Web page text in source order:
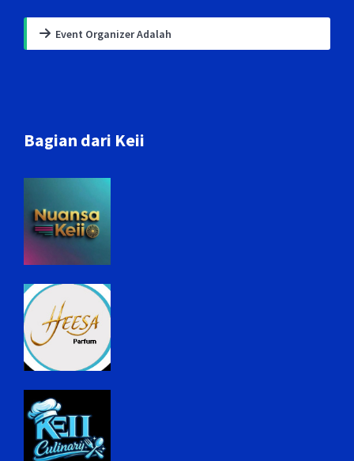
Event Organizer Adalah
Bagian dari Keii